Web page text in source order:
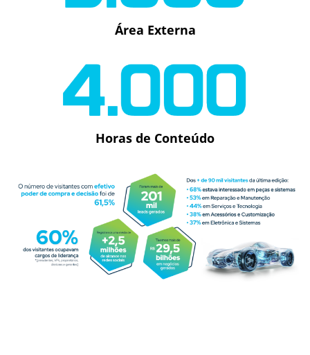
Área Externa
Horas de Conteúdo